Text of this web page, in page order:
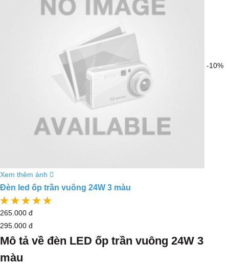
-10%
Xem thêm ảnh
Đèn led ốp trần vuông 24W 3 màu
265.000 đ
295.000 đ
Mô tả về đèn LED ốp trần vuông 24W 3
màu